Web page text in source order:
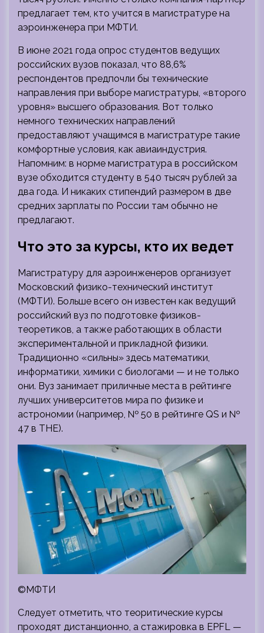
предлагает тем, кто учится в магистратуре на
аэроинженера при МФТИ.
В июне 2021 года опрос студентов ведущих
российских вузов показал, что 88,6%
респондентов предпочли бы технические
направления при выборе магистратуры, «второго
уровня» высшего образования. Вот только
немного технических направлений
предоставляют учащимся в магистратуре такие
комфортные условия, как авиаиндустрия.
Напомним: в норме магистратура в российском
вузе обходится студенту в 540 тысяч рублей за
два года. И никаких стипендий размером в две
средних зарплаты по России там обычно не
предлагают.
Что это за курсы, кто их ведет
Магистратуру для аэроинженеров организует
Московский физико-технический институт
(МФТИ). Больше всего он известен как ведущий
российский вуз по подготовке физиков-
теоретиков, а также работающих в области
экспериментальной и прикладной физики.
Традиционно «сильны» здесь математики,
информатики, химики с биологами — и не только
они. Вуз занимает приличные места в рейтинге
лучших университетов мира по физике и
астрономии (например, № 50 в рейтинге QS и №
47 в THE).
©МФТИ
Следует отметить, что теоритические курсы
проходят дистанционно, а стажировка в EPFL —